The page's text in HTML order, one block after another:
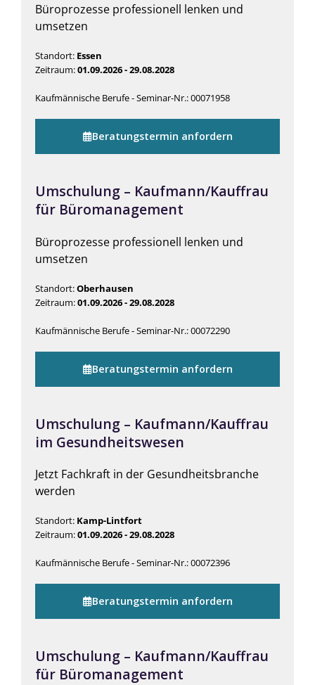
Büroprozesse professionell lenken und
umsetzen
Standort: Essen
Zeitraum:01.09.2026 - 29.08.2028
Kaufmännische Berufe - Seminar-Nr.: 00071958
Beratungstermin anfordern
Umschulung – Kaufmann/Kauffrau
für Büromanagement
Büroprozesse professionell lenken und
umsetzen
Standort:Oberhausen
Zeitraum:01.09.2026 - 29.08.2028
Kaufmännische Berufe - Seminar-Nr.: 00072290
Beratungstermin anfordern
Umschulung – Kaufmann/Kauffrau
im Gesundheitswesen
Jetzt Fachkraft in der Gesundheitsbranche
werden
Standort: Kamp-Lintfort
Zeitraum:01.09.2026 - 29.08.2028
Kaufmännische Berufe - Seminar-Nr.: 00072396
Beratungstermin anfordern
Umschulung – Kaufmann/Kauffrau
für Büromanagement